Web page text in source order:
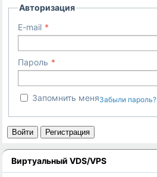
Авторизация
E-mail
Пароль
Запомнить меняЗабыли пароль?
Войти Регистрация
Виртуальный VDS/VPS